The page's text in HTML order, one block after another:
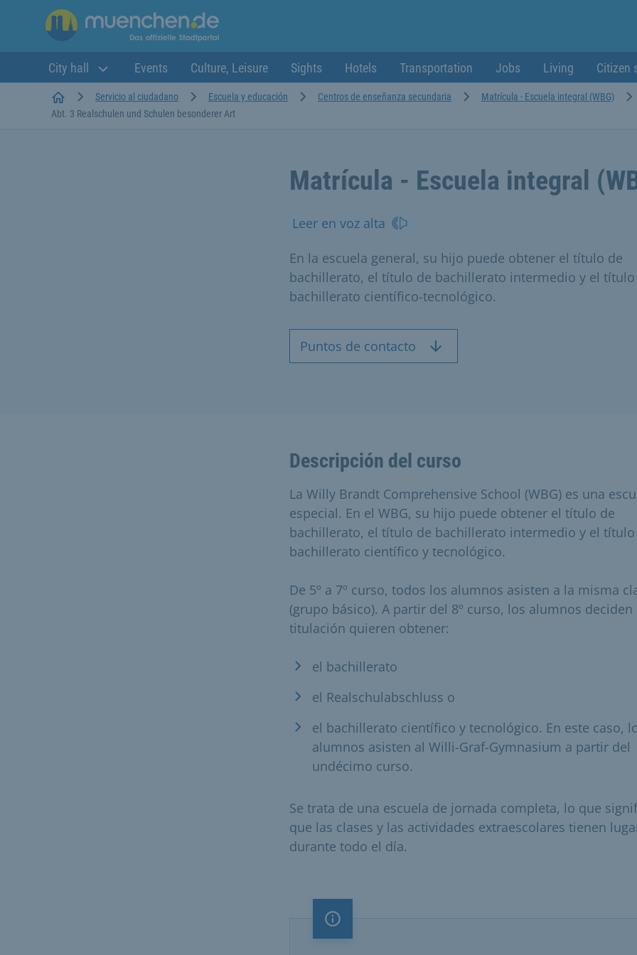
City hall Events Culture, Leisure Sights Hotels Transportation Jobs Living Citizen
StartseiteServicio al ciudadano Escuela y educación Centros de enseñanza secundaria
Matrícula - Escuela integral (WBG)
Abt. 3 Realschulen und Schulen besonderer Art
Matrícula - Escuela integral
Leer en voz alta
En la escuela general, su hijo puede obtener el título de
bachillerato, el título de bachillerato intermedio y el
bachillerato científico-tecnológico.
Puntos de contacto
Descripción del curso
La Willy Brandt Comprehensive School (WBG) es una
especial. En el WBG, su hijo puede obtener el título de
bachillerato, el título de bachillerato intermedio y el
bachillerato científico y tecnológico.
De 5º a 7º curso, todos los alumnos asisten a la misma
(grupo básico). A partir del 8º curso, los alumnos deciden
titulación quieren obtener:
el bachillerato
el Realschulabschluss o
el bachillerato científico y tecnológico. En este caso,
alumnos asisten al Willi-Graf-Gymnasium a partir del
undécimo curso.
Se trata de una escuela de jornada completa, lo que
que las clases y las actividades extraescolares tienen
durante todo el día.
Nota importante